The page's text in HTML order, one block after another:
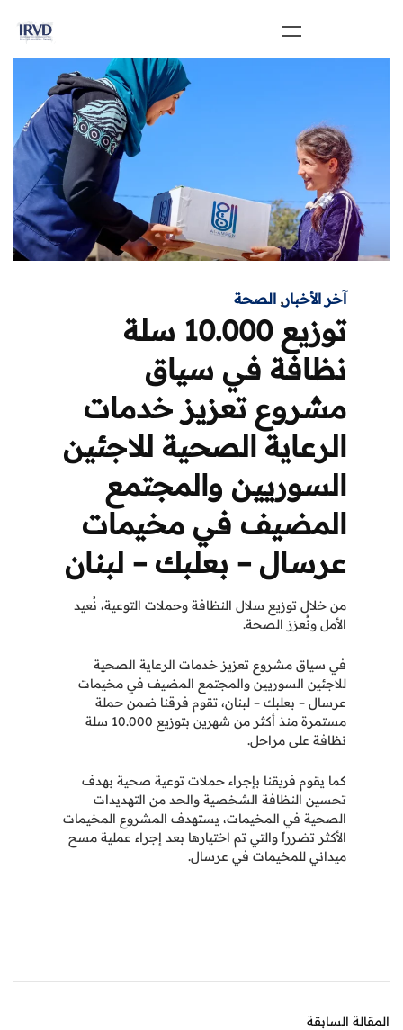
آخر الأخبار, الصحة
توزيع 10.000 سلة
نظافة في سياق
مشروع تعزيز خدمات
الرعاية الصحية للاجئين
السوريين والمجتمع
المضيف في مخيمات
عرسال – بعلبك – لبنان
من خلال توزيع سلال النظافة وحملات التوعية، نُعيد
الأمل ونُعزز الصحة.
في سياق مشروع تعزيز خدمات الرعاية الصحية
للاجئين السوريين والمجتمع المضيف في مخيمات
عرسال – بعلبك – لبنان، تقوم فرقنا ضمن حملة
مستمرة منذ أكثر من شهرين بتوزيع 10.000 سلة
نظافة على مراحل.
كما يقوم فريقنا بإجراء حملات توعية صحية بهدف
تحسين النظافة الشخصية والحد من التهديدات
الصحية في المخيمات، يستهدف المشروع المخيمات
الأكثر تضرراً والتي تم اختيارها بعد إجراء عملية مسح
ميداني للمخيمات في عرسال.
المقالة السابقة